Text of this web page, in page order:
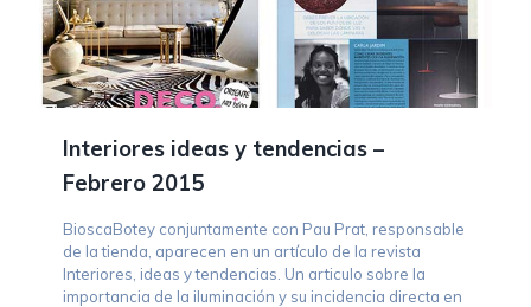
Interiores ideas y tendencias –
Febrero 2015
BioscaBotey conjuntamente con Pau Prat, responsable
de la tienda, aparecen en un artículo de la revista
Interiores, ideas y tendencias. Un articulo sobre la
importancia de la iluminación y su incidencia directa en